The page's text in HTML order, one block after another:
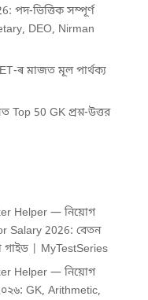
পদ-ভিত্তিক সম্পূর্ণ
DEO, Nirman
ৰ মাজত মূল পাৰ্থক্য
Top 50 GK প্রশ্ন-উত্তর
Helper — নিয়োগ
Salary 2026: বেতন
গাইড | MyTestSeries
Helper — নিয়োগ
GK, Arithmetic,